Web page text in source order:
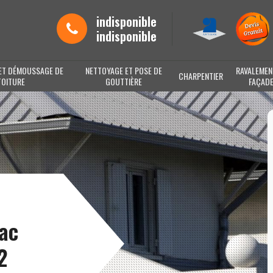
indisponible
indisponible
DÉMOUSSAGE DE
NETTOYAGE ET POSE DE
GOUTTIÈRE
CHARPENTIER
FAÇADE